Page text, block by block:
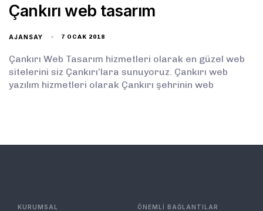
Çankırı web tasarım
AJANSAY 7 OCAK 2018
Çankırı Web Tasarım hizmetleri olarak en güzel web
sitelerini siz Çankırı’lara sunuyoruz. Çankırı web
yazılım hizmetleri olarak Çankırı şehrinin web
KURUMSAL ÖNEMLİ BAĞLANTILAR